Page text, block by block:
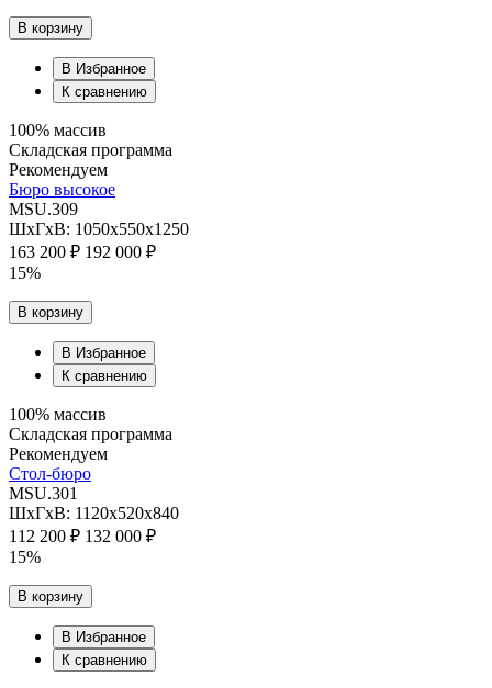
В корзину
В Избранное
К сравнению
100% массив
Складская программа
Рекомендуем
Бюро высокое
MSU.309
ШхГхВ: 1050х550х1250
163 200 ₽ 192 000 ₽
15%
В корзину
В Избранное
К сравнению
100% массив
Складская программа
Рекомендуем
Стол-бюро
MSU.301
ШхГхВ: 1120х520х840
112 200 ₽ 132 000 ₽
15%
В корзину
В Избранное
К сравнению